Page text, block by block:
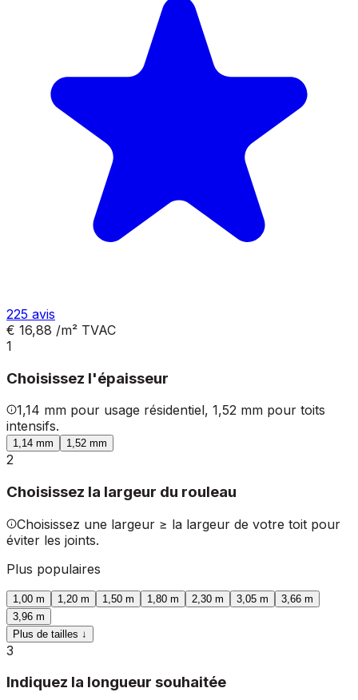
225 avis
€ 16,88 /m² TVAC
1
Choisissez l'épaisseur
1,14 mm pour usage résidentiel, 1,52 mm pour toits
intensifs.
1,14 mm 1,52 mm
2
Choisissez la largeur du rouleau
Choisissez une largeur ≥ la largeur de votre toit pour
éviter les joints.
Plus populaires
1,00 m 1,20 m 1,50 m 1,80 m 2,30 m 3,05 m
3,66 m
3,96 m
Plus de tailles ↓
3
Indiquez la longueur souhaitée